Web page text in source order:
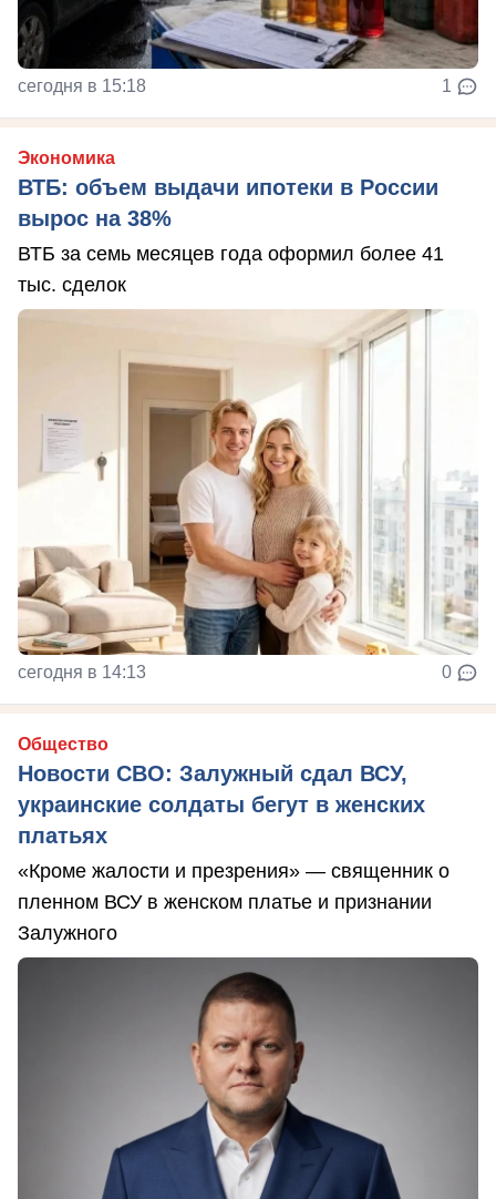
сегодня в 15:18 1
Экономика
ВТБ: объем выдачи ипотеки в России
вырос на 38%
ВТБ за семь месяцев года оформил более 41
тыс. сделок
сегодня в 14:13 0
Общество
Новости СВО: Залужный сдал ВСУ,
украинские солдаты бегут в женских
платьях
«Кроме жалости и презрения» — священник о
пленном ВСУ в женском платье и признании
Залужного